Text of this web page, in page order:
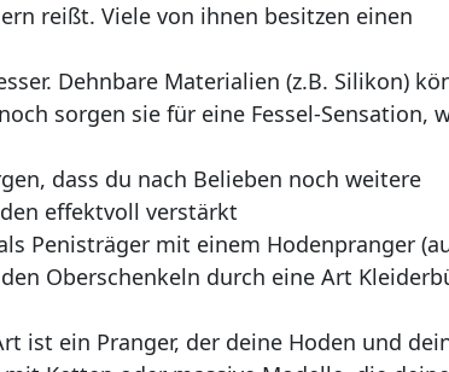
reißt. Viele von ihnen besitzen einen
Dehnbare Materialien (z.B. Silikon)
sorgen sie für eine Fessel-Sensation,
dass du nach Belieben noch weitere
effektvoll verstärkt
Penisträger mit einem Hodenpranger
Oberschenkeln durch eine Art
ist ein Pranger, der deine Hoden und